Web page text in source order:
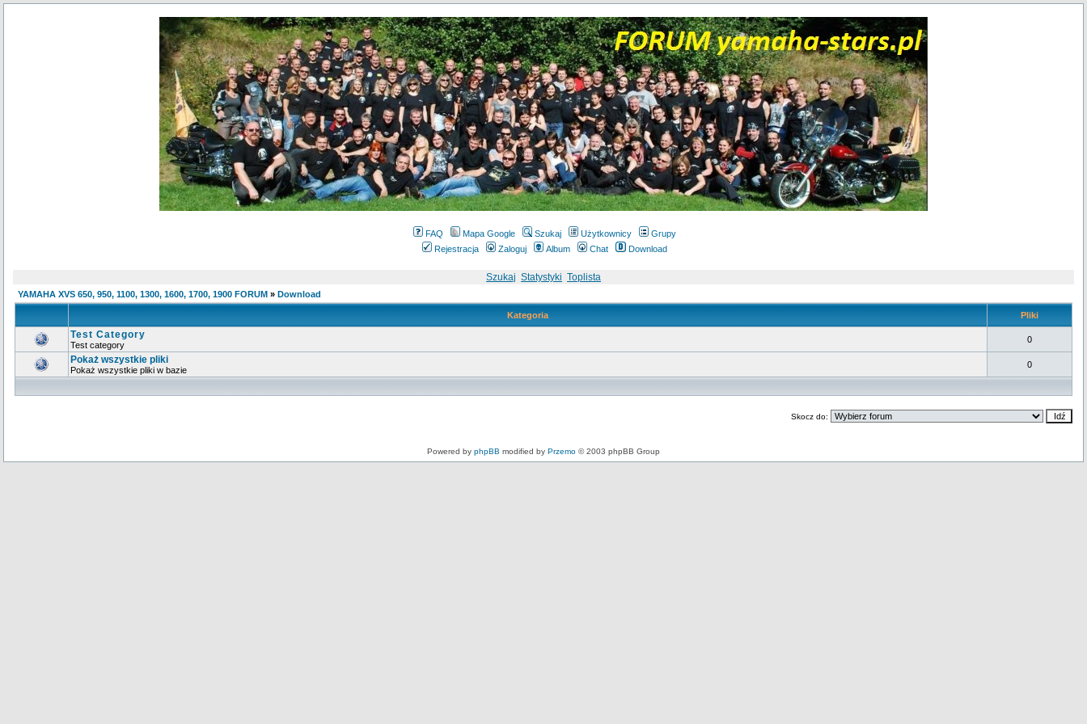
FAQ Mapa Google Szukaj Użytkownicy
Grupy
Rejestracja
Zaloguj Album Chat Download
Szukaj Statystyki Toplista
YAMAHA XVS 650, 950, 1100, 1300, 1600, 1700, 1900 FORUM » Download
Kategoria Pliki
Test Category
Test category
0
Pokaż wszystkie pliki
Pokaż wszystkie pliki w bazie
0
Skocz do:
Powered by phpBB modified by Przemo © 2003 phpBB Group